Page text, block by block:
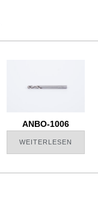
ANBO-1006
WEITERLESEN